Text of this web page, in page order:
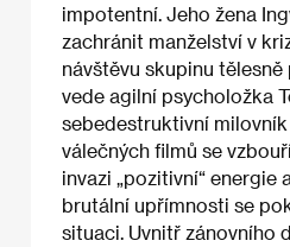
impotentní. Jeho žena
zachránit manželství v
návštěvu skupinu
vede agilní psycholožka
sebedestruktivní
válečných filmů se
invazi „pozitivní“ energie
brutální upřímnosti se
situaci. Uvnitř zánovního